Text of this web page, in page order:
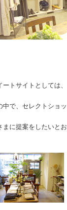
ートサイトとしては、
中で、セレクトショ
まに提案をしたいとお